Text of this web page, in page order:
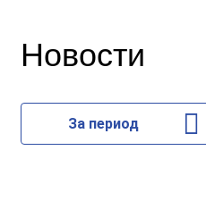
Новости
За период